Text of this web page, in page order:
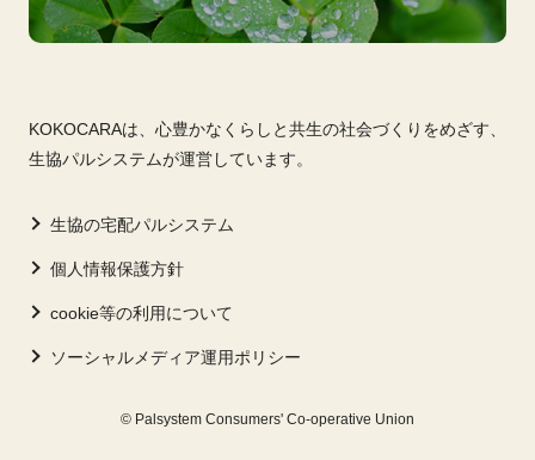
KOKOCARAは、心豊かなくらしと共生の社会づくりをめざす、
生協パルシステムが運営しています。
生協の宅配パルシステム
個人情報保護方針
cookie等の利用について
ソーシャルメディア運用ポリシー
© Palsystem Consumers' Co-operative Union